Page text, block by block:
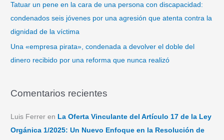
Tatuar un pene en la cara de una persona con discapacidad:
condenados seis jóvenes por una agresión que atenta contra la
dignidad de la víctima
Una «empresa pirata», condenada a devolver el doble del
dinero recibido por una reforma que nunca realizó
Comentarios recientes
Luis Ferrer en La Oferta Vinculante del Artículo 17 de la Ley
Orgánica 1/2025: Un Nuevo Enfoque en la Resolución de